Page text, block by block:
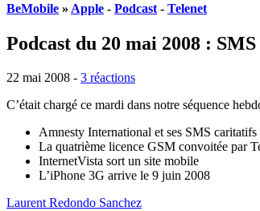
BeMobile » Apple - Podcast - Telenet
Podcast du 20 mai 2008 :
22 mai 2008 - 3 réactions
C’était chargé ce mardi dans notre séquence
Amnesty International et ses SMS caritatifs
La quatrième licence GSM convoitée par
InternetVista sort un site mobile
L’iPhone 3G arrive le 9 juin 2008
Laurent Redondo Sanchez